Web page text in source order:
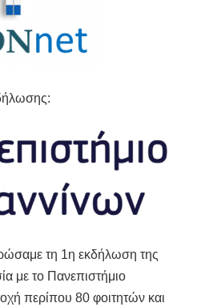
τη 1η εκδήλωση της
με το Πανεπιστήμιο
περίπου 80 φοιτητών και